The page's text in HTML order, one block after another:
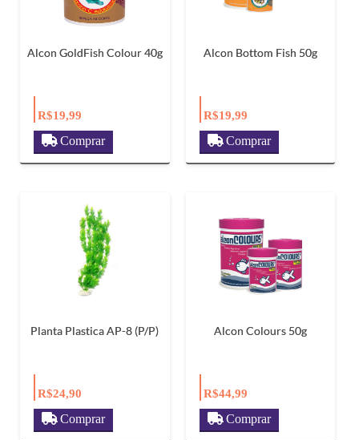
Alcon GoldFish Colour 40g
R$19,99
Comprar
Alcon Bottom Fish 50g
R$19,99
Comprar
Planta Plastica AP-8 (P/P)
R$24,90
Comprar
Alcon Colours 50g
R$44,99
Comprar